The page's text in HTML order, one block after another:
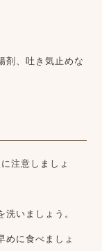
剤、吐き気止めな
注意しましょ
洗いましょう。
めに食べましょ